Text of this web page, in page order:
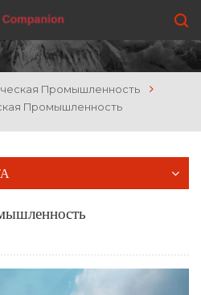
Промышленность
Промышленность